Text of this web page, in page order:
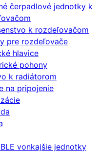
čerpadlové jednotky k
k rozdeľovačom
pre rozdeľovače
hlavice
pohony
k radiátorom
na pripojenie
vonkajšie jednotky